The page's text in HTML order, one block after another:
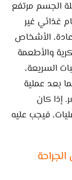
الجسم مرتفع
غذائي غير
الأشخاص
والأطعمة
السريعة،
بعد عملية
إذا كان
فيجب عليه